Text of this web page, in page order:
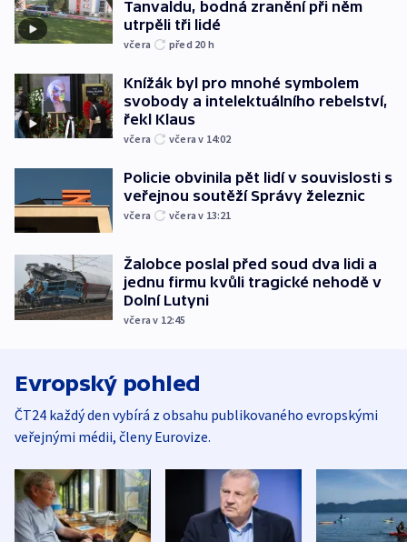
Tanvaldu, bodná zranění při něm
utrpěli tři lidé
včera před 20 h
Knížák byl pro mnohé symbolem
svobody a intelektuálního rebelství,
řekl Klaus
včera včera v 14:02
Policie obvinila pět lidí v souvislosti s
veřejnou soutěží Správy železnic
včera včera v 13:21
Žalobce poslal před soud dva lidi a
jednu firmu kvůli tragické nehodě v
Dolní Lutyni
včera v 12:45
Evropský pohled
ČT24 každý den vybírá z obsahu publikovaného evropskými
veřejnými médii, členy Eurovize.